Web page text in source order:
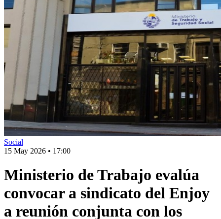
Social
15 May 2026 • 17:00
Ministerio de Trabajo evalúa
convocar a sindicato del Enjoy
a reunión conjunta con los